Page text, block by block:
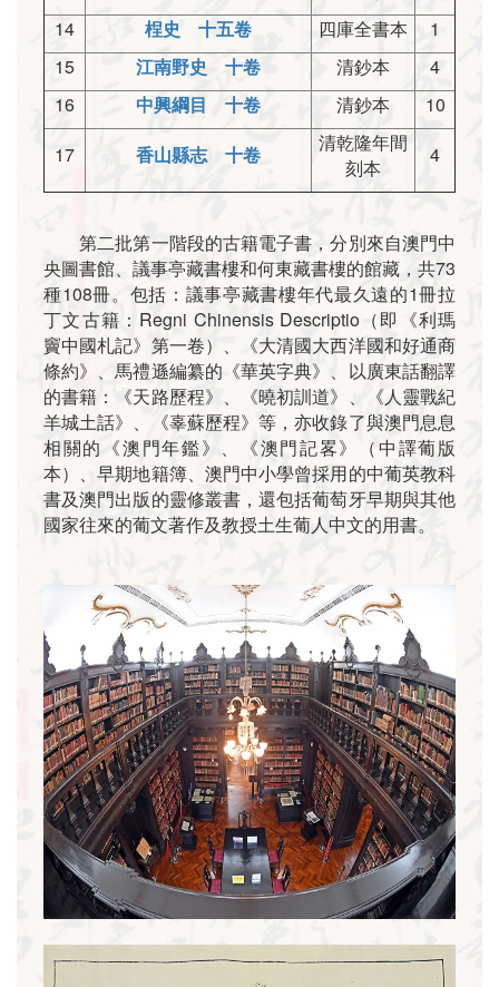
14
桯史 十五卷 四庫全書本
1
15
江南野史 十卷 清鈔本
4
16
中興綱目 十卷 清鈔本
10
17
香山縣志 十卷
清乾隆年間
刻本
4
第二批第一階段的古籍電子書，分別來自澳門中
央圖書館、議事亭藏書樓和何東藏書樓的館藏，共73
種108冊。包括：議事亭藏書樓年代最久遠的1冊拉
丁文古籍：Regni Chinensis Descriptio（即《利瑪
竇中國札記》第一卷）、《大清國大西洋國和好通商
條約》、馬禮遜編纂的《華英字典》、以廣東話翻譯
的書籍：《天路歷程》、《曉初訓道》、《人靈戰紀
羊城土話》、《辜蘇歷程》等，亦收錄了與澳門息息
相關的《澳門年鑑》、《澳門記畧》（中譯葡版
本）、早期地籍簿、澳門中小學曾採用的中葡英教科
書及澳門出版的靈修叢書，還包括葡萄牙早期與其他
國家往來的葡文著作及教授土生葡人中文的用書。